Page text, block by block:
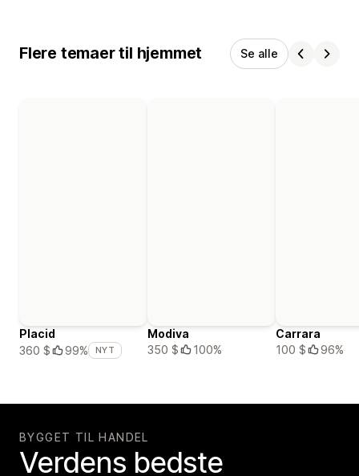
Flere temaer til hjemmet Se alle
Placid
360 $
99% NYT
Modiva
350 $
100%
Carrara
100 $
96%
BYGGET TIL HANDEL
Verdens bedste